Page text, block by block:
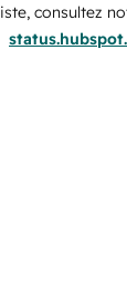
consultez